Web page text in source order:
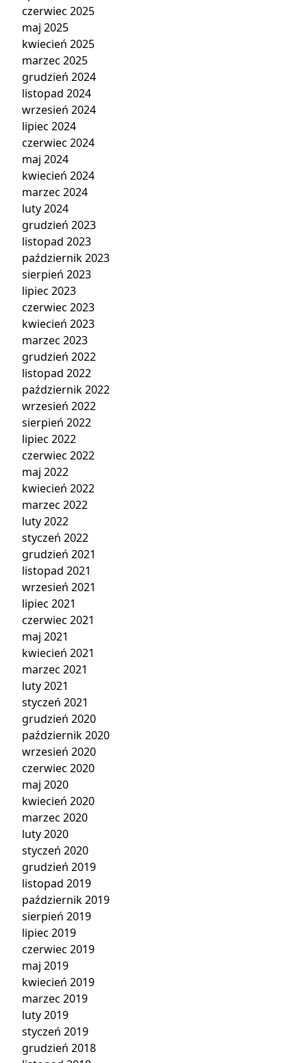
czerwiec 2025
maj 2025
kwiecień 2025
marzec 2025
grudzień 2024
listopad 2024
wrzesień 2024
lipiec 2024
czerwiec 2024
maj 2024
kwiecień 2024
marzec 2024
luty 2024
grudzień 2023
listopad 2023
październik 2023
sierpień 2023
lipiec 2023
czerwiec 2023
kwiecień 2023
marzec 2023
grudzień 2022
listopad 2022
październik 2022
wrzesień 2022
sierpień 2022
lipiec 2022
czerwiec 2022
maj 2022
kwiecień 2022
marzec 2022
luty 2022
styczeń 2022
grudzień 2021
listopad 2021
wrzesień 2021
lipiec 2021
czerwiec 2021
maj 2021
kwiecień 2021
marzec 2021
luty 2021
styczeń 2021
grudzień 2020
październik 2020
wrzesień 2020
czerwiec 2020
maj 2020
kwiecień 2020
marzec 2020
luty 2020
styczeń 2020
grudzień 2019
listopad 2019
październik 2019
sierpień 2019
lipiec 2019
czerwiec 2019
maj 2019
kwiecień 2019
marzec 2019
luty 2019
styczeń 2019
grudzień 2018